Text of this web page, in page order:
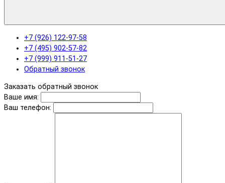
+7 (926) 122-97-58
+7 (495) 902-57-82
+7 (999) 911-51-27
Обратный звонок
Заказать обратный звонок
Ваше имя:
Ваш телефон: